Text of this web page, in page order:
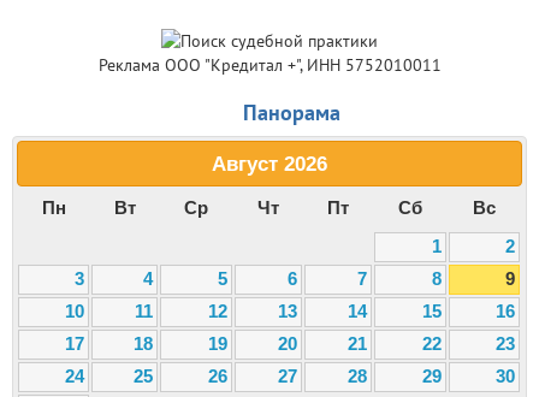
Реклама ООО "Кредитал +", ИНН 5752010011
Панорама
Август 2026
Пн Вт Ср Чт Пт Сб
Вс
1
2
3
4 5 6 7 8
9
10
11 12 13 14 15
16
17
18 19 20 21 22
23
24
25 26 27 28 29
30